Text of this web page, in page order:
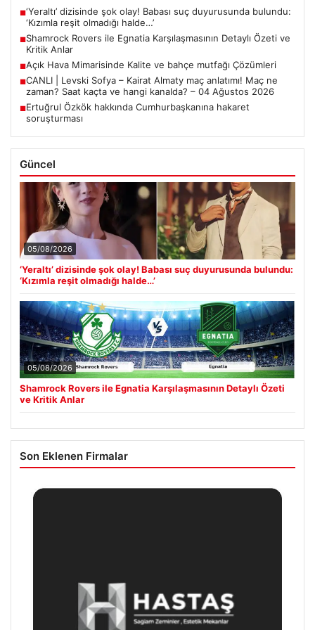
■‘Yeraltı’ dizisinde şok olay! Babası suç duyurusunda bulundu:
‘Kızımla reşit olmadığı halde…’
■Shamrock Rovers ile Egnatia Karşılaşmasının Detaylı Özeti ve
Kritik Anlar
■Açık Hava Mimarisinde Kalite ve bahçe mutfağı Çözümleri
■CANLI | Levski Sofya – Kairat Almaty maç anlatımı! Maç ne
zaman? Saat kaçta ve hangi kanalda? – 04 Ağustos 2026
■Ertuğrul Özkök hakkında Cumhurbaşkanına hakaret
soruşturması
Güncel
05/08/2026
‘Yeraltı’ dizisinde şok olay! Babası suç duyurusunda bulundu:
‘Kızımla reşit olmadığı halde…’
05/08/2026
Shamrock Rovers ile Egnatia Karşılaşmasının Detaylı Özeti
ve Kritik Anlar
Son Eklenen Firmalar